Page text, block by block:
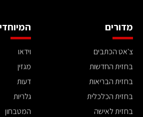
מדורים
צ'אט הכתבים
בחזית החדשות
בחזית הבריאות
בחזית הכלכלית
בחזית לאישה
וידאו
מגזין
דעות
גלריות
המטבחון